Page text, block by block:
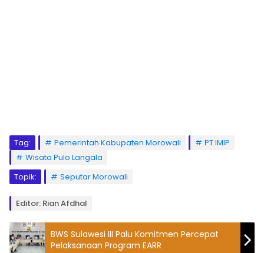
Tag: Pemerintah Kabupaten Morowali
PT IMIP
Wisata Pulo Langala
Topik:
Seputar Morowali
Editor: Rian Afdhal
BWS Sulawesi III Palu Komitmen Percepat
Pelaksanaan Program EARR